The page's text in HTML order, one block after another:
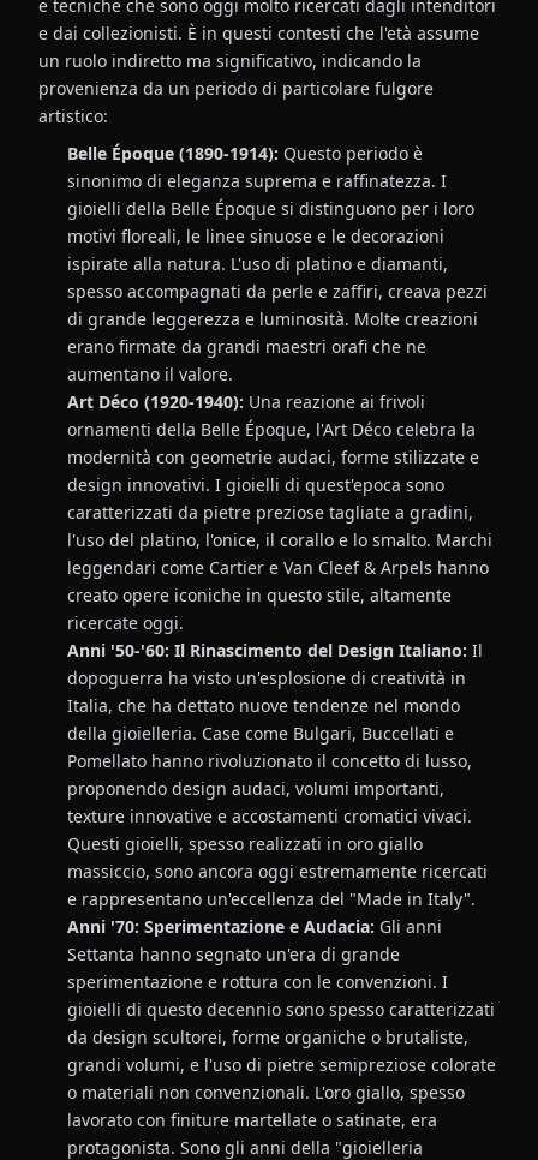
e tecniche che sono oggi molto ricercati dagli intenditori
e dai collezionisti. È in questi contesti che l'età assume
un ruolo indiretto ma significativo, indicando la
provenienza da un periodo di particolare fulgore
artistico:
Belle Époque (1890-1914): Questo periodo è
sinonimo di eleganza suprema e raffinatezza. I
gioielli della Belle Époque si distinguono per i loro
motivi floreali, le linee sinuose e le decorazioni
ispirate alla natura. L'uso di platino e diamanti,
spesso accompagnati da perle e zaffiri, creava pezzi
di grande leggerezza e luminosità. Molte creazioni
erano firmate da grandi maestri orafi che ne
aumentano il valore.
Art Déco (1920-1940): Una reazione ai frivoli
ornamenti della Belle Époque, l'Art Déco celebra la
modernità con geometrie audaci, forme stilizzate e
design innovativi. I gioielli di quest'epoca sono
caratterizzati da pietre preziose tagliate a gradini,
l'uso del platino, l'onice, il corallo e lo smalto. Marchi
leggendari come Cartier e Van Cleef & Arpels hanno
creato opere iconiche in questo stile, altamente
ricercate oggi.
Anni '50-'60: Il Rinascimento del Design Italiano: Il
dopoguerra ha visto un'esplosione di creatività in
Italia, che ha dettato nuove tendenze nel mondo
della gioielleria. Case come Bulgari, Buccellati e
Pomellato hanno rivoluzionato il concetto di lusso,
proponendo design audaci, volumi importanti,
texture innovative e accostamenti cromatici vivaci.
Questi gioielli, spesso realizzati in oro giallo
massiccio, sono ancora oggi estremamente ricercati
e rappresentano un'eccellenza del "Made in Italy".
Anni '70: Sperimentazione e Audacia: Gli anni
Settanta hanno segnato un'era di grande
sperimentazione e rottura con le convenzioni. I
gioielli di questo decennio sono spesso caratterizzati
da design scultorei, forme organiche o brutaliste,
grandi volumi, e l'uso di pietre semipreziose colorate
o materiali non convenzionali. L'oro giallo, spesso
lavorato con finiture martellate o satinate, era
protagonista. Sono gli anni della "gioielleria